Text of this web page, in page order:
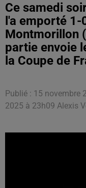
Ce samedi
l'a emporté
Montmorillon
partie envoie
la Coupe de
Publié : 15 novembre
2025 à 23h09 Alexis